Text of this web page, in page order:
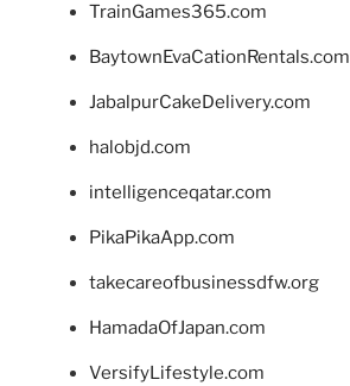
TrainGames365.com
BaytownEvaCationRentals.com
JabalpurCakeDelivery.com
halobjd.com
intelligenceqatar.com
PikaPikaApp.com
takecareofbusinessdfw.org
HamadaOfJapan.com
VersifyLifestyle.com